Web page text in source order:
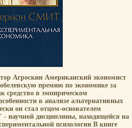
Агроскин Американский экономист
премию по экономике за
средство в эмпирическом
в анализе альтернативных
он стал отцом-основателем
научной дисциплины, находящейся на
психологии В книге